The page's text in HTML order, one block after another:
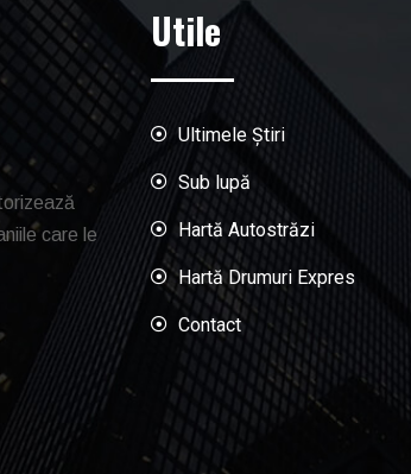
care le
Utile
Ultimele Știri
Sub lupă
Hartă Autostrăzi
Hartă Drumuri Expres
Contact